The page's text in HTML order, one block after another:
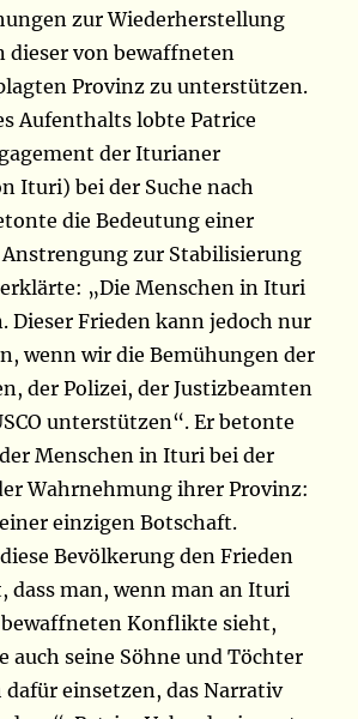
zur Wiederherstellung
dieser von bewaffneten
Provinz zu unterstützen.
Aufenthalts lobte Patrice
der Iturianer
Ituri) bei der Suche nach
die Bedeutung einer
zur Stabilisierung
erklärte: „Die Menschen in Ituri
Dieser Frieden kann jedoch nur
wenn wir die Bemühungen der
der Polizei, der Justizbeamten
unterstützen“. Er betonte
Menschen in Ituri bei der
Wahrnehmung ihrer Provinz:
einzigen Botschaft.
Bevölkerung den Frieden
dass man, wenn man an Ituri
Konflikte sieht,
auch seine Söhne und Töchter
dafür einsetzen, das Narrativ